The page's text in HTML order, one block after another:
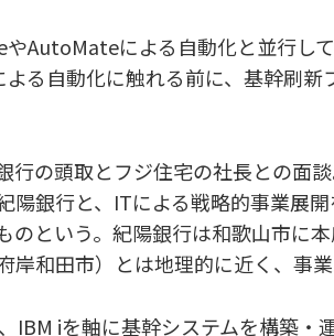
AutoMateによる自動化と並行し
る自動化に触れる前に、基幹刷新
行の頭取とフジ住宅の社長との面
陽銀行と、ITによる戦略的事業展
のという。紀陽銀行は和歌山市に
岸和田市）とは地理的に近く、事
IBM iを軸に基幹システムを構築・